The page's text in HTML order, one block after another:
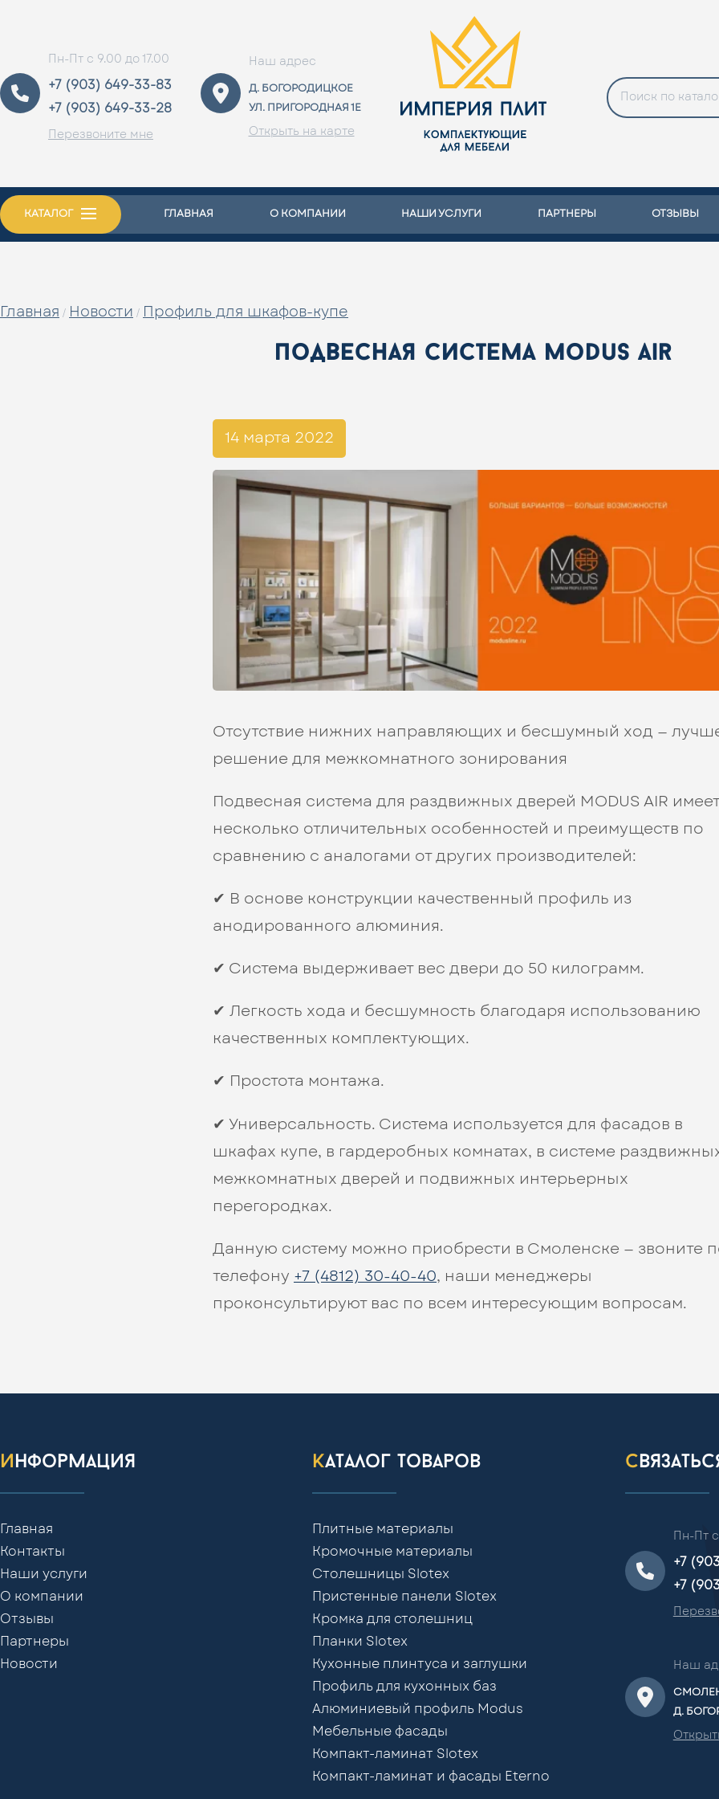
Пн-Пт с 9.00 до 17.00
+7 (903) 649-33-83
+7 (903) 649-33-28
Перезвоните мне
Наш адрес
Д. БОГОРОДИЦКОЕ
УЛ. ПРИГОРОДНАЯ 1Е
Открыть на карте
КАТАЛОГ ГЛАВНАЯ О КОМПАНИИ НАШИ УСЛУГИ ПАРТНЕРЫ ОТЗЫВЫ
Главная / Новости / Профиль для шкафов-купе
подвесная система modus air
14 марта 2022
Отсутствие нижних направляющих и бесшумный ход —
решение для межкомнатного зонирования
Подвесная система для раздвижных дверей MODUS AIR имеет
несколько отличительных особенностей и преимуществ по
сравнению с аналогами от других производителей:
✔ В основе конструкции качественный профиль из
анодированного алюминия.
✔ Система выдерживает вес двери до 50 килограмм.
✔ Легкость хода и бесшумность благодаря использованию
качественных комплектующих.
✔ Простота монтажа.
✔ Универсальность. Система используется для фасадов в
шкафах купе, в гардеробных комнатах, в системе
межкомнатных дверей и подвижных интерьерных
перегородках.
Данную систему можно приобрести в Смоленске — звоните
телефону +7 (4812) 30-40-40, наши менеджеры
проконсультируют вас по всем интересующим вопросам.
информация
Главная
Контакты
Наши услуги
О компании
Отзывы
Партнеры
Новости
каталог товаров
Плитные материалы
Кромочные материалы
Столешницы Slotex
Пристенные панели Slotex
Кромка для столешниц
Планки Slotex
Кухонные плинтуса и заглушки
Профиль для кухонных баз
Алюминиевый профиль Modus
Мебельные фасады
Компакт-ламинат Slotex
Компакт-ламинат и фасады Eterno
Пн-Пт
+7
+7
Наш
Д.